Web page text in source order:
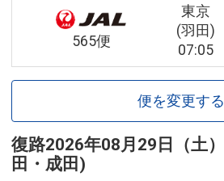
565便
東京
(羽田)
07:05
便を変更する
復路2026年08月29日（土）
田・成田)